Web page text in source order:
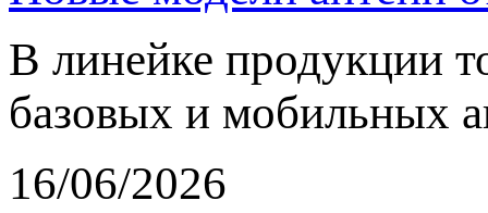
В линейке продукции
базовых и мобильных
16/06/2026